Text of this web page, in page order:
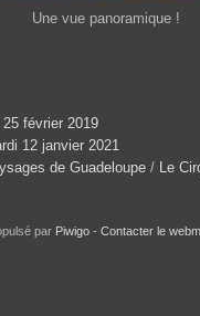
Une vue panoramique !
25 février 2019
12 janvier 2021
de Guadeloupe / Le
par Piwigo - Contacter le